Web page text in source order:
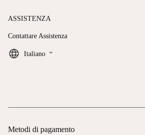
ASSISTENZA
Contattare Assistenza
Italiano keyboard_arrow_down
Metodi di pagamento